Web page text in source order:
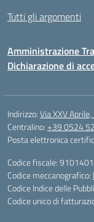
Tutti gli argomenti
Amministrazione
Dichiarazione di
Indirizzo:Via XXV
Centralino:+39 0524
Posta elettronica
Codice fiscale:
Codice meccanografico:
Codice Indice delle
Codice unico di